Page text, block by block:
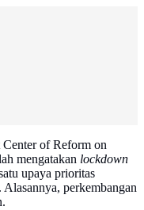
of Reform on
mengatakan lockdown
upaya prioritas
. Alasannya, perkembangan